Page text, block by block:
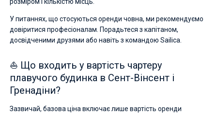
У питаннях, що стосуються оренди човна, ми рекомендуємо
довіритися професіоналам. Порадьтеся з капітаном,
досвідченими друзями або навіть з командою Sailica.
⛵ Що входить у вартість чартеру
плавучого будинка в Сент-Вінсент і
Гренадіни?
Зазвичай, базова ціна включає лише вартість оренди